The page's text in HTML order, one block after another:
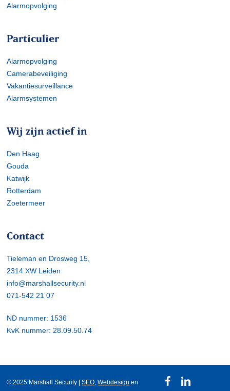
Alarmopvolging
Particulier
Alarmopvolging
Camerabeveiliging
Vakantiesurveillance
Alarmsystemen
Wij zijn actief in
Den Haag
Gouda
Katwijk
Rotterdam
Zoetermeer
Contact
Tieleman en Drosweg 15,
2314 XW Leiden
info@marshallsecurity.nl
071-542 21 07
ND nummer: 1536
KvK nummer: 28.09.50.74
© 2025 Marshall Security |SEO, Webdesign en
facebooklinkedin